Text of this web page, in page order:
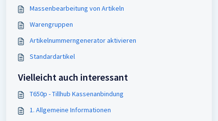
Massenbearbeitung von Artikeln
Warengruppen
Artikelnummerngenerator aktivieren
Standardartikel
Vielleicht auch interessant
T650p - Tillhub Kassenanbindung
1. Allgemeine Informationen